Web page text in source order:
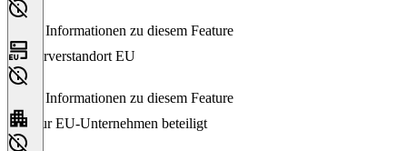
Keine Informationen zu diesem Feature
Serverstandort EU
Keine Informationen zu diesem Feature
Nur EU-Unternehmen beteiligt